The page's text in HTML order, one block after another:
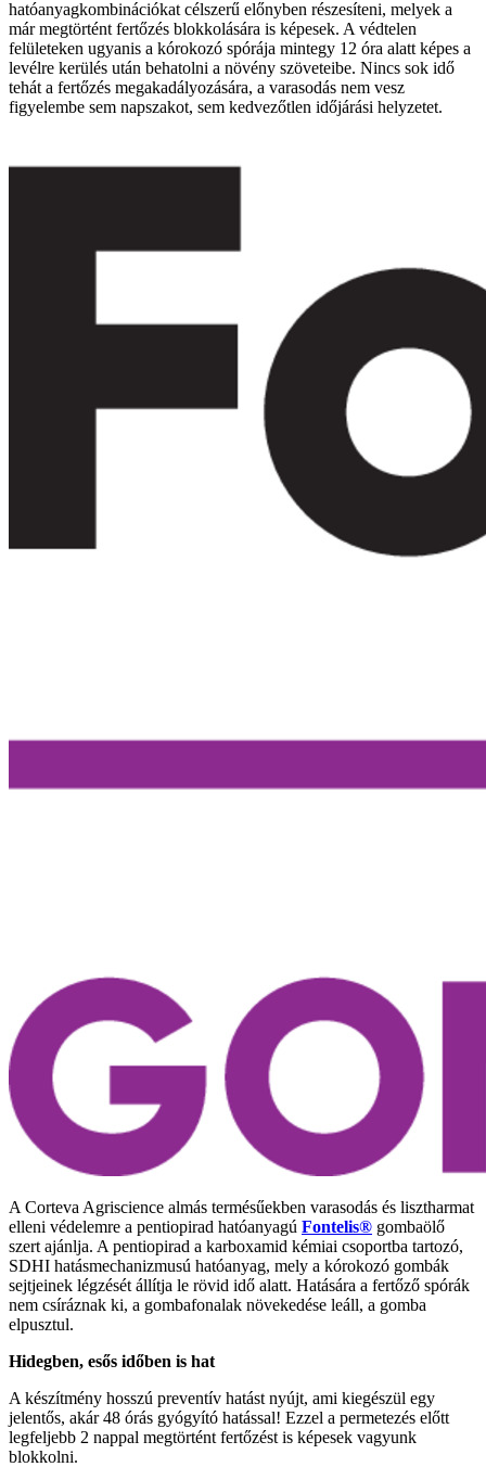
hatóanyagkombinációkat célszerű előnyben részesíteni, melyek a
már megtörtént fertőzés blokkolására is képesek. A védtelen
felületeken ugyanis a kórokozó spórája mintegy 12 óra alatt képes a
levélre kerülés után behatolni a növény szöveteibe. Nincs sok idő
tehát a fertőzés megakadályozására, a varasodás nem vesz
figyelembe sem napszakot, sem kedvezőtlen időjárási helyzetet.
A Corteva Agriscience almás termésűekben varasodás és lisztharmat
elleni védelemre a pentiopirad hatóanyagú Fontelis® gombaölő
szert ajánlja. A pentiopirad a karboxamid kémiai csoportba tartozó,
SDHI hatásmechanizmusú hatóanyag, mely a kórokozó gombák
sejtjeinek légzését állítja le rövid idő alatt. Hatására a fertőző spórák
nem csíráznak ki, a gombafonalak növekedése leáll, a gomba
elpusztul.
Hidegben, esős időben is hat
A készítmény hosszú preventív hatást nyújt, ami kiegészül egy
jelentős, akár 48 órás gyógyító hatással! Ezzel a permetezés előtt
legfeljebb 2 nappal megtörtént fertőzést is képesek vagyunk
blokkolni.